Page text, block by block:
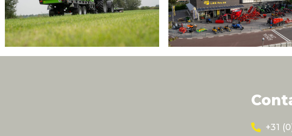
+31